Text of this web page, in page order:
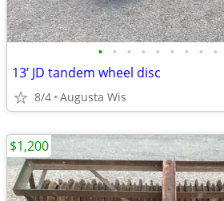
• • • • • • • • •
13’ JD tandem wheel disc
8/4 Augusta Wis
$1,200